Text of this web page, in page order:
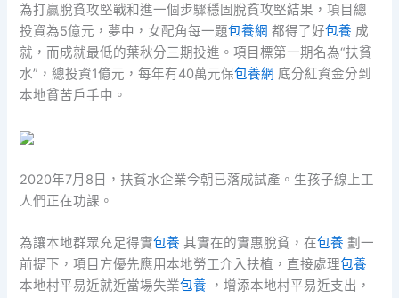
為打贏脫貧攻堅戰和進一個步驟穩固脫貧攻堅結果，項目總
投資為5億元，夢中，女配角每一題包養網 都得了好包養 成
就，而成就最低的葉秋分三期投進。項目標第一期名為“扶貧
水”，總投資1億元，每年有40萬元保包養網 底分紅資金分到
本地貧苦戶手中。
2020年7月8日，扶貧水企業今朝已落成試產。生孩子線上工
人們正在功課。
為讓本地群眾充足得實包養 其實在的實惠脫貧，在包養 劃一
前提下，項目方優先應用本地勞工介入扶植，直接處理包養
本地村平易近就近當場失業包養 ，增添本地村平易近支出，